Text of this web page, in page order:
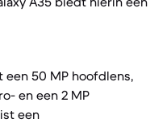
een 50 MP hoofdlens,
en een 2 MP
een